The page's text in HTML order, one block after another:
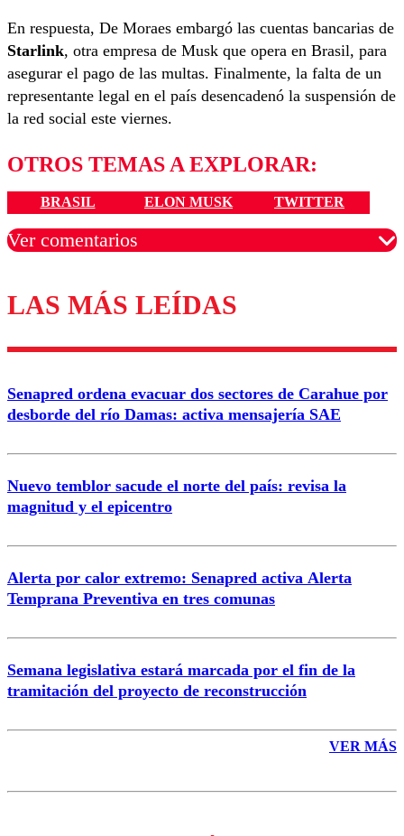
En respuesta, De Moraes embargó las cuentas bancarias de
Starlink, otra empresa de Musk que opera en Brasil, para
asegurar el pago de las multas. Finalmente, la falta de un
representante legal en el país desencadenó la suspensión de
la red social este viernes.
OTROS TEMAS A EXPLORAR:
BRASIL ELON MUSK TWITTER
Ver comentarios
Los comentarios son moderados para garantizar un
diálogo respetuoso.
Nombre
Correo
LAS MÁS LEÍDAS
Senapred ordena evacuar dos sectores de Carahue por
desborde del río Damas: activa mensajería SAE
Nuevo temblor sacude el norte del país: revisa la
magnitud y el epicentro
Alerta por calor extremo: Senapred activa Alerta
Temprana Preventiva en tres comunas
Semana legislativa estará marcada por el fin de la
tramitación del proyecto de reconstrucción
VER MÁS